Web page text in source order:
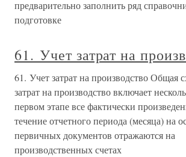
предварительно заполнить ряд
подготовке
61. Учет затрат на
61. Учет затрат на производство Общая
затрат на производство включает
первом этапе все фактически
течение отчетного периода (месяца) на
первичных документов отражаются на
производственных счетах